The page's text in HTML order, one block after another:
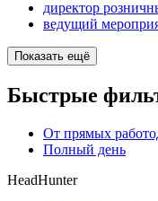
директор
ведущий
Показать ещё
Быстрые
От прямых
Полный день
HeadHunter